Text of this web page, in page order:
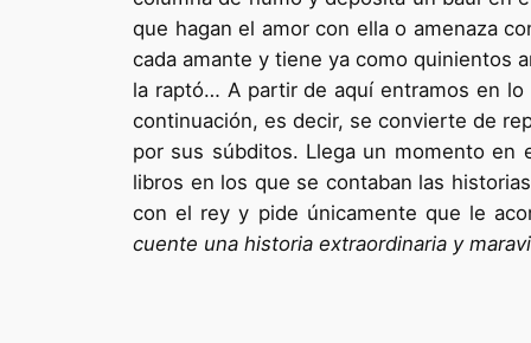
que hagan el amor con ella o amenaza
cada amante y tiene ya como quinientos
la raptó… A partir de aquí entramos en lo
continuación, es decir, se convierte de
por sus súbditos. Llega un momento en
libros en los que se contaban las
con el rey y pide únicamente que le
cuente una historia extraordinaria y